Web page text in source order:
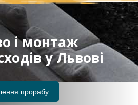
і монтаж
у Львові
прорабу